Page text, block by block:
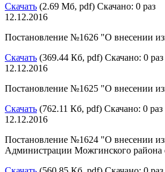
Скачать (2.69 Мб, pdf) Скачано: 0 раз
12.12.2016
Постановление №1626 "О внесении
Скачать (369.44 Кб, pdf) Скачано: 0 раз
12.12.2016
Постановление №1625 "О внесении
Скачать (762.11 Кб, pdf) Скачано: 0 раз
12.12.2016
Постановление №1624 "О внесении
Администрации Можгинского